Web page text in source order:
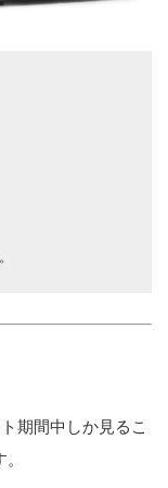
期間中しか見るこ